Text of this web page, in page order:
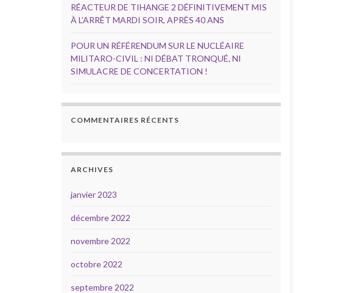
RÉACTEUR DE TIHANGE 2 DÉFINITIVEMENT MIS
À L’ARRÊT MARDI SOIR, APRÈS 40 ANS
POUR UN RÉFÉRENDUM SUR LE NUCLÉAIRE
MILITARO-CIVIL : NI DÉBAT TRONQUÉ, NI
SIMULACRE DE CONCERTATION !
COMMENTAIRES RÉCENTS
ARCHIVES
janvier 2023
décembre 2022
novembre 2022
octobre 2022
septembre 2022